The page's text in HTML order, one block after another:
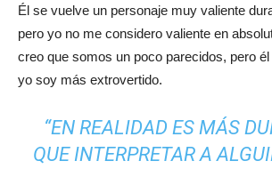
Él se vuelve un personaje muy valiente
pero yo no me considero valiente en
creo que somos un poco parecidos, pero
yo soy más extrovertido.
“EN REALIDAD ES MÁS
QUE INTERPRETAR A